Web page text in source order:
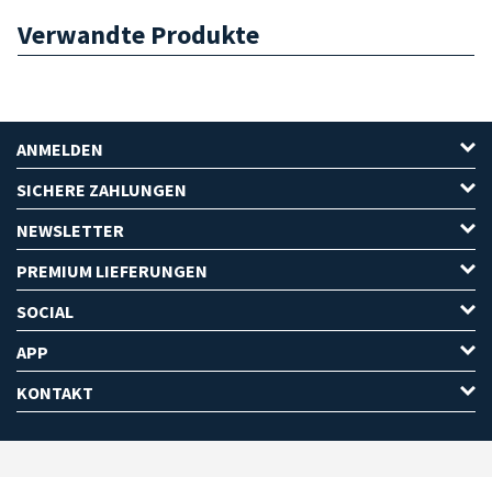
Verwandte Produkte
ANMELDEN
SICHERE ZAHLUNGEN
NEWSLETTER
PREMIUM LIEFERUNGEN
SOCIAL
APP
KONTAKT